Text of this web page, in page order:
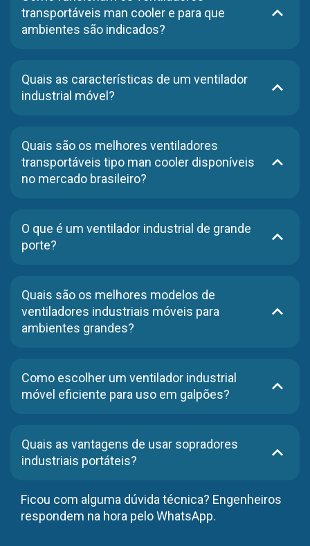
transportáveis man cooler e para que
ambientes são indicados?
ventilação localizada, direcionando alto volume de ar
para áreas específicas, sendo indicado para
manutenção industrial, espaços confinados e obras.
Quais as características de um ventilador
industrial móvel?
transporte, alta vazão de ar e motor protegido,
permitindo mobilidade e eficiência em diferentes
pontos da planta.
Quais são os melhores ventiladores
transportáveis tipo man cooler disponíveis
no mercado brasileiro?
pela durabilidade, desempenho contínuo e aplicação
em ambientes industriais exigentes.
O que é um ventilador industrial de grande
porte?
volumes de ar em áreas amplas, auxiliando no conforto
térmico e na renovação do ar.
Quais são os melhores modelos de
ventiladores industriais móveis para
ambientes grandes?
estrutura reforçada são ideais para galpões, armazéns
e áreas produtivas com necessidade de ventilação
direcionada.
Como escolher um ventilador industrial
móvel eficiente para uso em galpões?
facilidade de transporte e resistência do material às
condições do ambiente.
Quais as vantagens de usar sopradores
industriais portáteis?
flexibilidade de uso, redução de calor pontual e apoio
em atividades temporárias ou emergenciais.
Ficou com alguma dúvida técnica? Engenheiros
respondem na hora pelo WhatsApp.